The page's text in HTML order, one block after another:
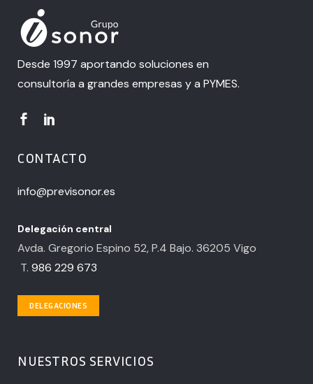
Desde 1997 aportando soluciones en
consultoría a grandes empresas y a PYMES.
CONTACTO
info@previsonor.es
Delegación central
Avda. Gregorio Espino 52, P.4 Bajo. 36205 Vigo
T. 986 229 673
DELEGACIONES
NUESTROS SERVICIOS